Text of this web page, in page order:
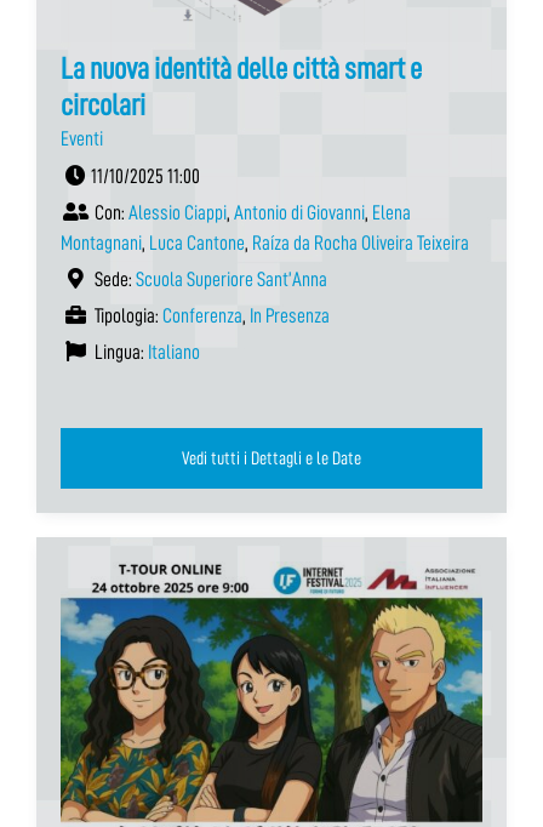
La nuova identità delle città smart e
circolari
Eventi
11/10/2025 11:00
Con: Alessio Ciappi, Antonio di Giovanni, Elena
Montagnani, Luca Cantone, Raíza da Rocha Oliveira Teixeira
Sede: Scuola Superiore Sant’Anna
Tipologia: Conferenza, In Presenza
Lingua: Italiano
Vedi tutti i Dettagli e le Date